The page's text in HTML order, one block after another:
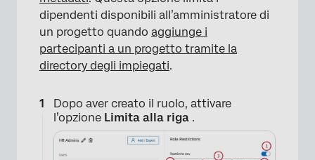
dipendenti disponibili all’amministratore di
un progetto quando aggiunge i
partecipanti a un progetto tramite la
directory degli impiegati.
Dopo aver creato il ruolo, attivare
l’opzione Limita alla riga .